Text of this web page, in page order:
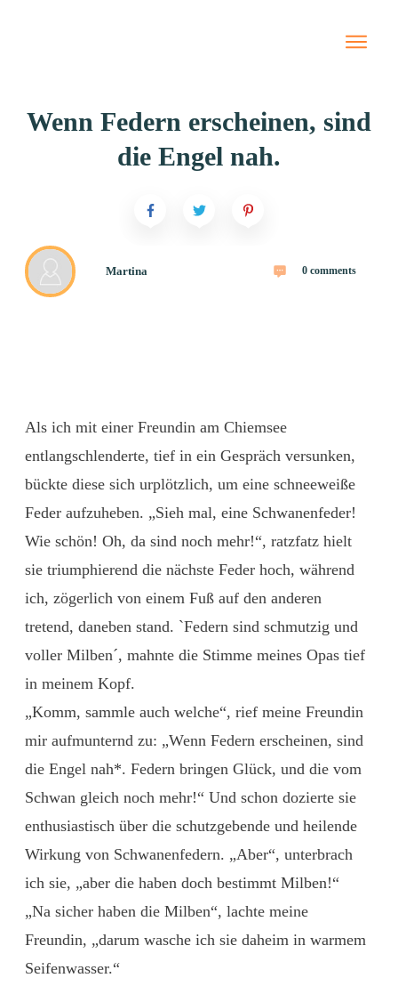
Wenn Federn erscheinen, sind
die Engel nah.
Martina 0comments
Als ich mit einer Freundin am Chiemsee
entlangschlenderte, tief in ein Gespräch versunken,
bückte diese sich urplötzlich, um eine schneeweiße
Feder aufzuheben. „Sieh mal, eine Schwanenfeder!
Wie schön! Oh, da sind noch mehr!“, ratzfatz hielt
sie triumphierend die nächste Feder hoch, während
ich, zögerlich von einem Fuß auf den anderen
tretend, daneben stand. `Federn sind schmutzig und
voller Milben´, mahnte die Stimme meines Opas tief
in meinem Kopf.
„Komm, sammle auch welche“, rief meine Freundin
mir aufmunternd zu: „Wenn Federn erscheinen, sind
die Engel nah*. Federn bringen Glück, und die vom
Schwan gleich noch mehr!“ Und schon dozierte sie
enthusiastisch über die schutzgebende und heilende
Wirkung von Schwanenfedern. „Aber“, unterbrach
ich sie, „aber die haben doch bestimmt Milben!“
„Na sicher haben die Milben“, lachte meine
Freundin, „darum wasche ich sie daheim in warmem
Seifenwasser.“